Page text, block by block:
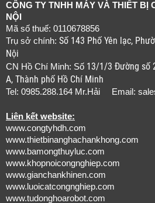
CÔNG TY TNHH MÁY VÀ THIẾT BỊ
NỘI
Mã số thuế: 0110678856
Trụ sở chính: Số 143 Phố Yên lạc,
Nội
CN Hồ Chí Minh: Số 13/1/3 Đường số
A, Thành phố Hồ Chí Minh
Tel: 0985.288.164 Mr.Hải Email:
Liên kết website:
www.congtyhdh.com
www.thietbinanghachankhong.com
www.bamongthuyluc.com
www.khopnoicongnghiep.com
www.gianchankhinen.com
www.luoicatcongnghiep.com
www.tudonghoarobot.com